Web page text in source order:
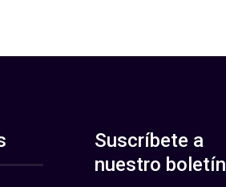
Suscríbete a
nuestro boletín